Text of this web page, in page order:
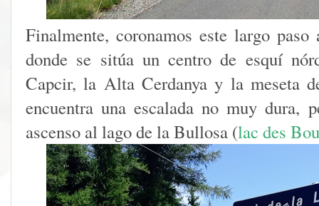
Finalmente, coronamos este largo
donde se sitúa un centro de esquí
Capcir, la Alta Cerdanya y la meseta
encuentra una escalada no muy dura,
ascenso al lago de la Bullosa (lac des